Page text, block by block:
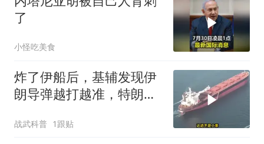
了
小怪吃美食
炸了伊船后，基辅发现伊
朗导弹越打越准，特朗普
战武科普 1跟贴